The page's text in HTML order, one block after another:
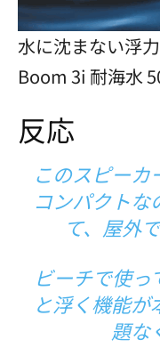
水に沈まない浮
Boom 3i 耐海水
反応
このスピーカ
コンパクトな
て、屋外
ビーチで使
と浮く機能
題な